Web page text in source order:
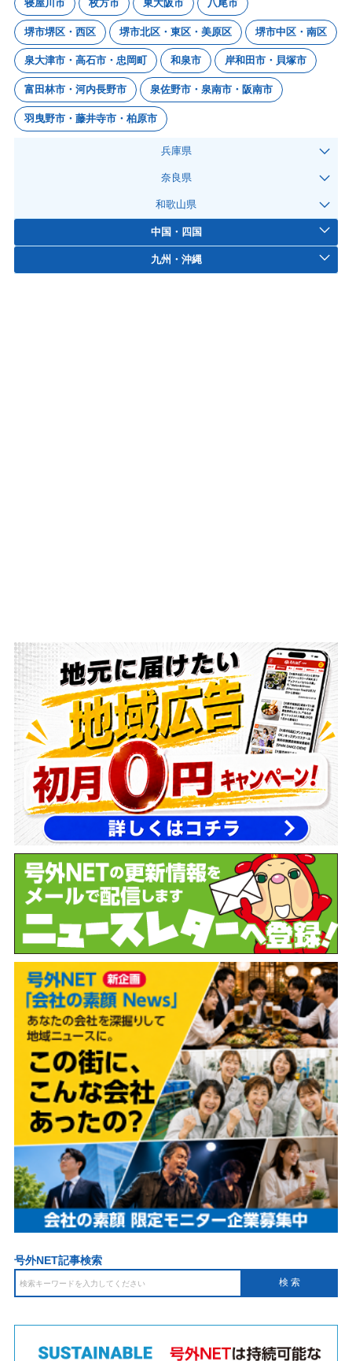
寝屋川市 枚方市 東大阪市 八尾市
堺市堺区・西区 堺市北区・東区・美原区 堺市中区・南区
泉大津市・高石市・忠岡町 和泉市 岸和田市・貝塚市
富田林市・河内長野市 泉佐野市・泉南市・阪南市
羽曳野市・藤井寺市・柏原市
兵庫県
奈良県
和歌山県
中国・四国
九州・沖縄
号外NET記事検索